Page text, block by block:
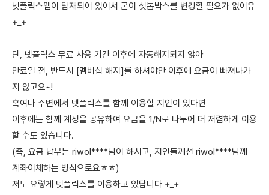
넷플릭스앱이 탑재되어 있어서 굳이 셋톱박스를 변경할 필요가 없어유
+_+
단, 넷플릭스 무료 사용 기간 이후에 자동해지되지 않아
만료일 전, 반드시 [멤버십 해지]를 하셔야만 이후에 요금이 빠져나가
지 않고요~!
혹여나 주변에서 넷플릭스를 함께 이용할 지인이 있다면
이후에는 함께 계정을 공유하여 요금을 1/N로 나누어 더 저렴하게 이용
할 수도 있습니다.
(즉, 요금 납부는 riwol****님이 하시고, 지인들께선 riwol****님께
계좌이체하는 방식으로요ㅎㅎ)
저도 요렇게 넷플릭스를 이용하고 있답니다 +_+